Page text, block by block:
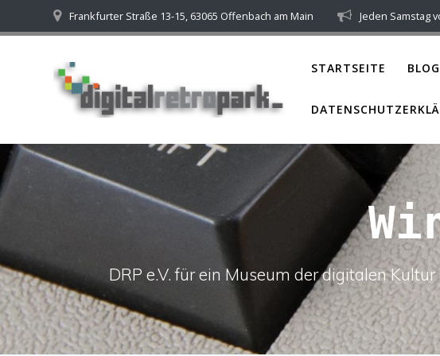
to
Frankfurter Straße 13-15, 63065 Offenbach am Main Jeden Samstag
STARTSEITE BLOG
DRP e.V. für ein Museum der digitalen